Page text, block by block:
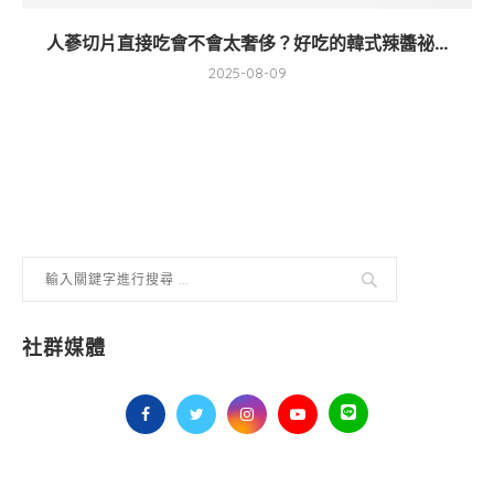
人蔘切片直接吃會不會太奢侈？好吃的韓式辣醬祕...
2025-08-09
社群媒體